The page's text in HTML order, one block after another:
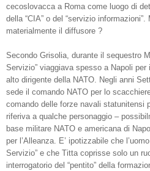
cecoslovacca a Roma come luogo di
della “CIA” o del “servizio
materialmente il diffusore ?
Secondo Grisolia, durante il sequestro
Servizio” viaggiava spesso a Napoli per
alto dirigente della NATO. Negli anni
sede il comando NATO per lo
comando delle forze navali statunitensi
riferiva a qualche personaggio –
base militare NATO e americana di
per l’Alleanza. E’ ipotizzabile che
Servizio” e che Titta coprisse solo un
interrogatorio del “pentito” della